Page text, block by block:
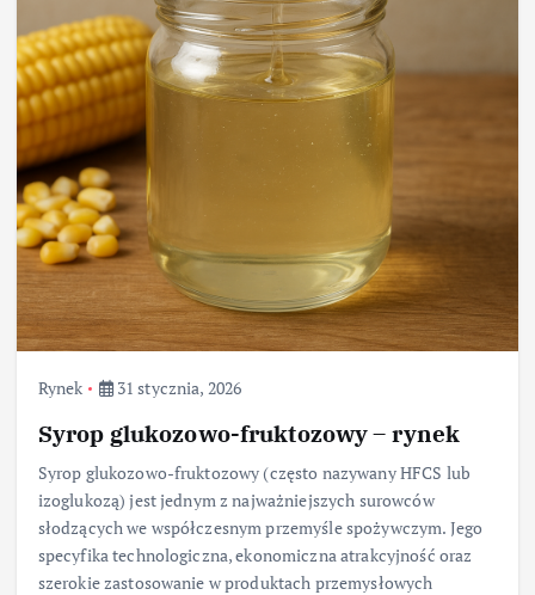
Rynek 31 stycznia, 2026
Syrop glukozowo-fruktozowy – rynek
Syrop glukozowo-fruktozowy (często nazywany HFCS lub
izoglukozą) jest jednym z najważniejszych surowców
słodzących we współczesnym przemyśle spożywczym. Jego
specyfika technologiczna, ekonomiczna atrakcyjność oraz
szerokie zastosowanie w produktach przemysłowych